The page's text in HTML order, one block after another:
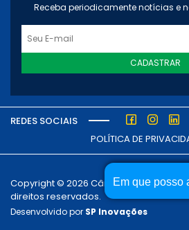
Em que posso
Receba periodicamente notícias e
CADASTRAR
REDES SOCIAIS
POLÍTICA DE
Copyright © 2026 Câmara dos
direitos reservados.
Desenvolvido por SP Inovações